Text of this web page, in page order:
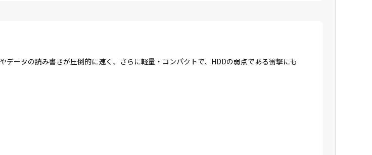
データの読み書きが圧倒的に速く、さらに軽量・コンパクトで、HDDの弱点である衝撃にも